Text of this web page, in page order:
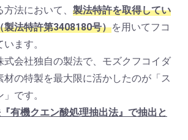
法において、 製法特許を取得してい
製法特許第3408180号）を用いてフコ
ます。
式会社独自の製法で、モズクフコイダ
材の特製を最大限に活かしたのが「ス
です。
有機クエン酸処理抽出法』で抽出と